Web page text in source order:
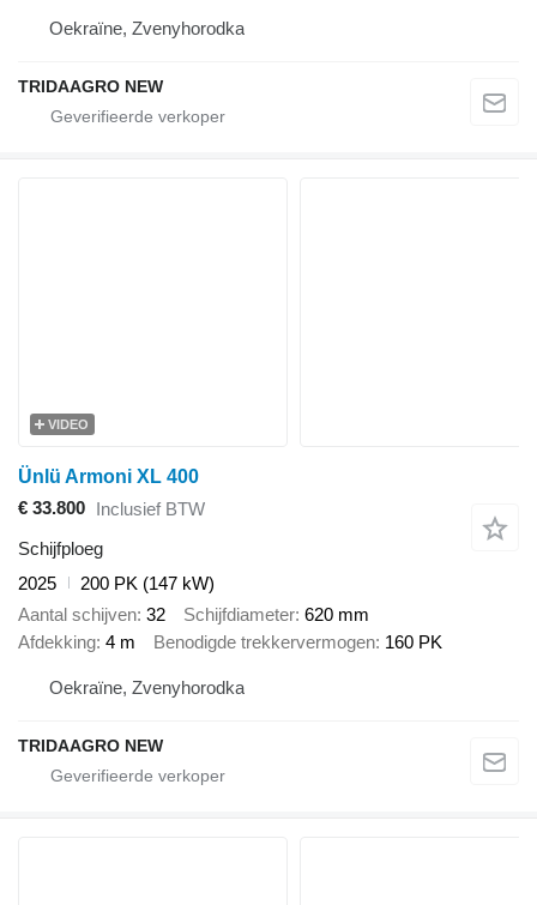
Oekraïne, Zvenyhorodka
TRIDAAGRO NEW
VIDEO
Ünlü Armoni XL 400
€ 33.800 Inclusief BTW
Schijfploeg
2025
200 PK (147 kW)
Aantal schijven 32 Schijfdiameter 620 mm
Afdekking 4 m Benodigde trekkervermogen 160 PK
Oekraïne, Zvenyhorodka
TRIDAAGRO NEW